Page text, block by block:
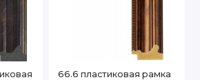
66.6 пластиковая рамка